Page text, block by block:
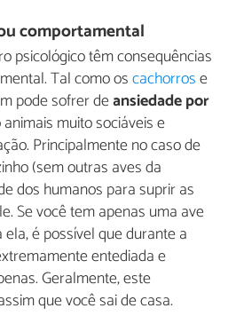
comportamental
psicológico têm consequências
Tal como oscachorrose
pode sofrer deansiedade por
muito sociáveis e
Principalmente no caso de
(sem outras aves da
dos humanos para suprir as
Se você tem apenas uma ave
é possível que durante a
entediada e
Geralmente, este
que você sai de casa.